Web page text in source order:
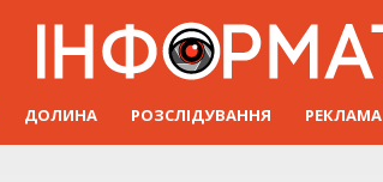
ДОЛИНА РОЗСЛІДУВАННЯ РЕКЛАМА